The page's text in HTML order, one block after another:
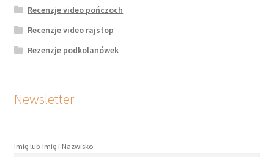
Recenzje video pończoch
Recenzje video rajstop
Rezenzje podkolanówek
Newsletter
Imię lub Imię i Nazwisko